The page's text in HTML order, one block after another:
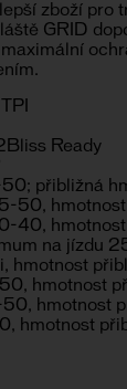
zboží pro
GRID
Ready
přibližná
50,
40, hmotnost
na jízdu
hmotnost
hmotnost
hmotnost
hmotnost